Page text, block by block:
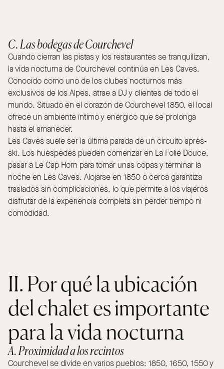
C. Las bodegas de Courchevel
Cuando cierran las pistas y los restaurantes se tranquilizan,
la vida nocturna de Courchevel continúa en Les Caves.
Conocido como uno de los clubes nocturnos más
exclusivos de los Alpes, atrae a DJ y clientes de todo el
mundo. Situado en el corazón de Courchevel 1850, el local
ofrece un ambiente íntimo y enérgico que se prolonga
hasta el amanecer.
Les Caves suele ser la última parada de un circuito après-
ski. Los huéspedes pueden comenzar en La Folie Douce,
pasar a Le Cap Horn para tomar unas copas y terminar la
noche en Les Caves. Alojarse en 1850 o cerca garantiza
traslados sin complicaciones, lo que permite a los viajeros
disfrutar de la experiencia completa sin perder tiempo ni
comodidad.
II. Por qué la ubicación
del chalet es importante
para la vida nocturna
A. Proximidad a los recintos
Courchevel se divide en varios pueblos: 1850, 1650, 1550 y